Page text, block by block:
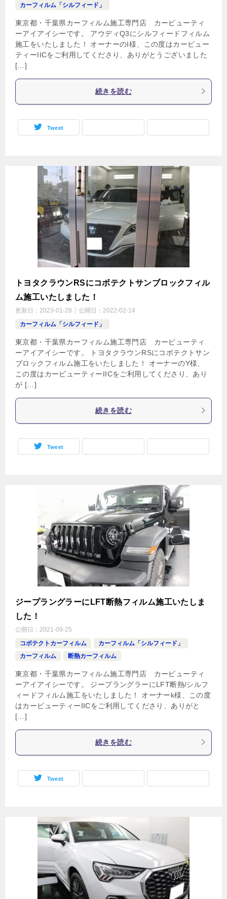
カーフィルム「シルフィード」
東京都・千葉県カーフィルム施工専門店 カービューティ
ーアイアイシーです。 アウディQ3にシルフィードフィルム
施工をいたしました！ オーナーのI様、この度はカービュー
ティーIICをご利用してくださり、ありがとうございました
[…]
続きを読む
Tweet
トヨタクラウンRSにコボテクトサンブロックフィル
ム施工いたしました！
更新日： 2023-01-28 公開日： 2022-02-14
カーフィルム「シルフィード」
東京都・千葉県カーフィルム施工専門店 カービューティ
ーアイアイシーです。 トヨタクラウンRSにコボテクトサン
ブロックフィルム施工をいたしました！ オーナーのY様、
この度はカービューティーIICをご利用してくださり、あり
が […]
続きを読む
Tweet
ジープラングラーにLFT断熱フィルム施工いたしま
した！
公開日： 2021-09-25
コボテクトカーフィルム
カーフィルム「シルフィード」
カーフィルム
断熱カーフィルム
東京都・千葉県カーフィルム施工専門店 カービューティ
ーアイアイシーです。 ジープラングラーにLFT断熱/シルフ
ィードフィルム施工をいたしました！ オーナーk様、この度
はカービューティーIICをご利用してくださり、ありがと
[…]
続きを読む
Tweet